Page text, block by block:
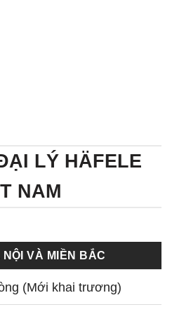
LÝ HÄFELE
NAM
VÀ MIỀN BẮC
(Mới khai trương)